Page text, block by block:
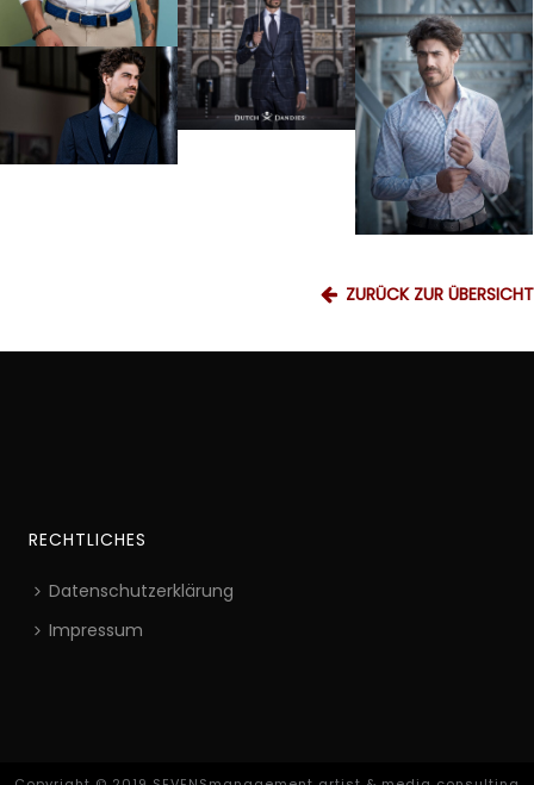
ZURÜCK ZUR ÜBERSICHT
RECHTLICHES
Datenschutzerklärung
Impressum